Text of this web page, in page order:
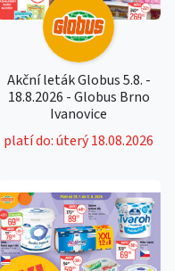
Akční leták Globus 5.8. -
18.8.2026 - Globus Brno
Ivanovice
platí do: úterý 18.08.2026